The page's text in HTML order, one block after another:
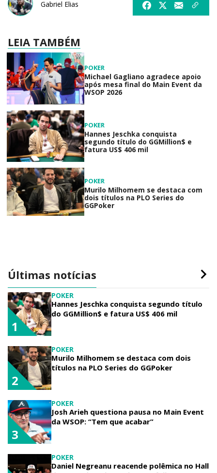
Gabriel Elias
LEIA TAMBÉM
POKER
Michael Gagliano agradece apoio
após mesa final do Main Event da
WSOP 2026
POKER
Hannes Jeschka conquista
segundo título do GGMillion$ e
fatura US$ 406 mil
POKER
Murilo Milhomem se destaca com
dois títulos na PLO Series do
GGPoker
Últimas notícias
POKER
Hannes Jeschka conquista segundo título
do GGMillion$ e fatura US$ 406 mil
1
POKER
Murilo Milhomem se destaca com dois
títulos na PLO Series do GGPoker
2
POKER
Josh Arieh questiona pausa no Main Event
da WSOP: “Tem que acabar”
3
POKER
Daniel Negreanu reacende polêmica no Hall